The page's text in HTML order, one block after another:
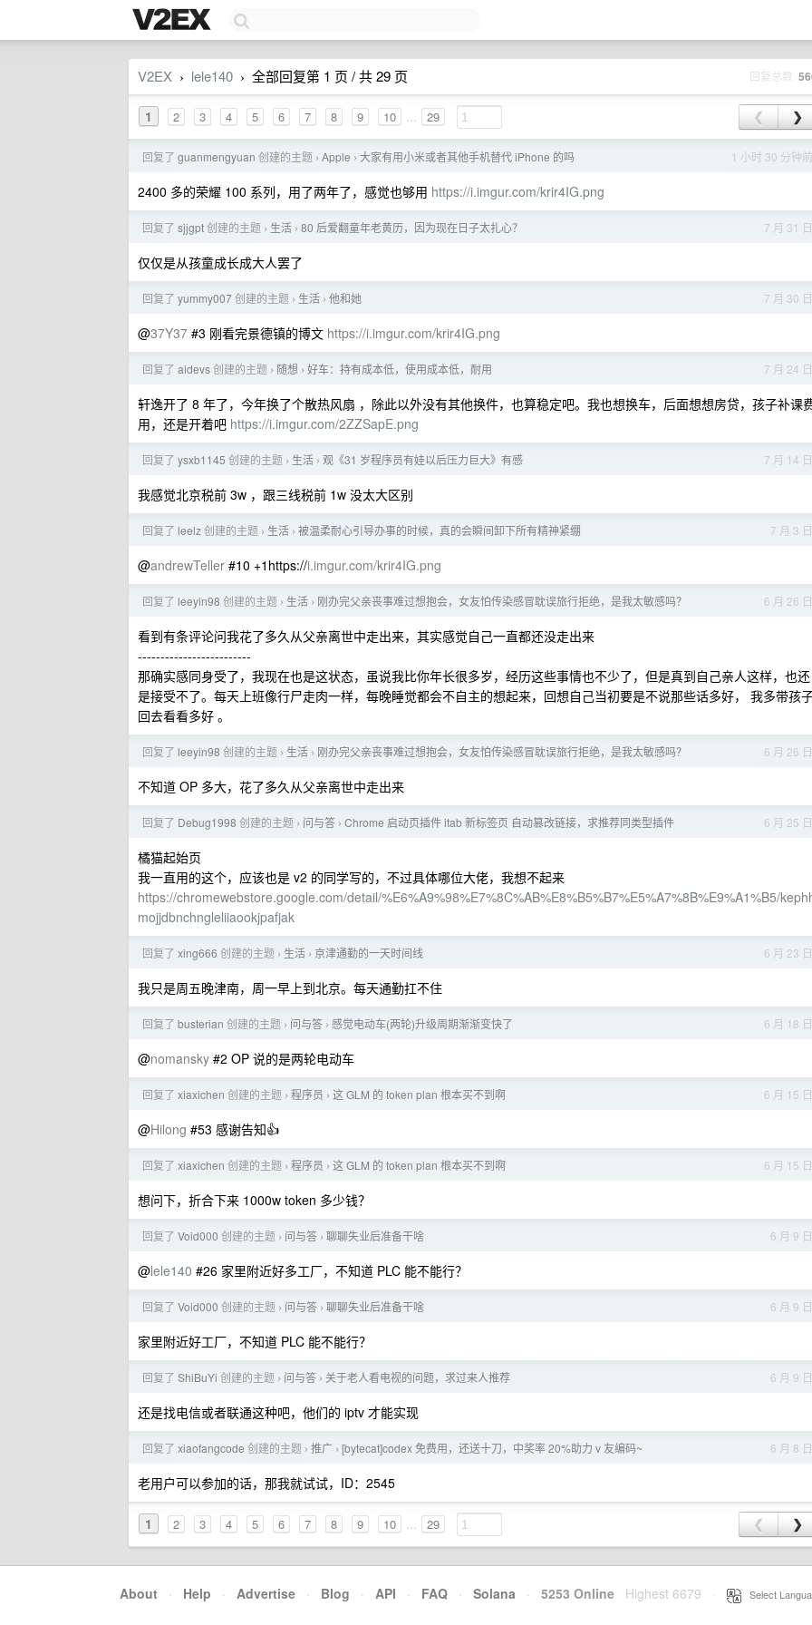
V2EX › lele140 › 全部回复第 1 页 / 共 29 页 回复总数
1 2 3 4 5 6 7 8 9 10 ... 29 ❮ ❯
1 小时 30 分钟前
回复了 guanmengyuan 创建的主题 › Apple › 大家有用小米或者其他手机替代 iPhone 的吗
2400 多的荣耀 100 系列，用了两年了，感觉也够用 https://i.imgur.com/krir4IG.png
7 月 31 日
回复了 sjjgpt创建的主题 › 生活 › 80 后爱翻童年老黄历，因为现在日子太扎心？
仅仅是从孩童成长成大人罢了
7 月 30 日
回复了 yummy007创建的主题 › 生活 › 他和她
@37Y37 #3 刚看完景德镇的博文 https://i.imgur.com/krir4IG.png
7 月 24 日
回复了 aidevs创建的主题 › 随想 › 好车：持有成本低，使用成本低，耐用
轩逸开了 8 年了，今年换了个散热风扇 ，除此以外没有其他换件，也算稳定吧。我也想换车，后面想想房贷，孩子补课
用，还是开着吧 https://i.imgur.com/2ZZSapE.png
7 月 14 日
回复了 ysxb1145 创建的主题 › 生活 › 观《31 岁程序员有娃以后压力巨大》有感
我感觉北京税前 3w ，跟三线税前 1w 没太大区别
7 月 3 日
回复了 leelz创建的主题 › 生活 › 被温柔耐心引导办事的时候，真的会瞬间卸下所有精神紧绷
@andrewTeller #10 +1https://i.imgur.com/krir4IG.png
6 月 26 日
回复了 leeyin98 创建的主题 › 生活 › 刚办完父亲丧事难过想抱会，女友怕传染感冒耽误旅行拒绝，是我太敏感吗？
看到有条评论问我花了多久从父亲离世中走出来，其实感觉自己一直都还没走出来
-------------------------
那确实感同身受了，我现在也是这状态，虽说我比你年长很多岁，经历这些事情也不少了，但是真到自己亲人这样，也还
是接受不了。每天上班像行尸走肉一样，每晚睡觉都会不自主的想起来，回想自己当初要是不说那些话多好， 我多带孩
回去看看多好 。
6 月 26 日
回复了 leeyin98 创建的主题 › 生活 › 刚办完父亲丧事难过想抱会，女友怕传染感冒耽误旅行拒绝，是我太敏感吗？
不知道 OP 多大，花了多久从父亲离世中走出来
6 月 25 日
回复了 Debug1998 创建的主题 › 问与答 › Chrome 启动页插件 itab 新标签页 自动篡改链接，求推荐同类型插件
橘猫起始页
我一直用的这个，应该也是 v2 的同学写的，不过具体哪位大佬，我想不起来
https://chromewebstore.google.com/detail/%E6%A9%98%E7%8C%AB%E8%B5%B7%E5%A7%8B%E9%A1%B5/
mojjdbnchngleliiaookjpafjak
6 月 23 日
回复了 xing666 创建的主题 › 生活 › 京津通勤的一天时间线
我只是周五晚津南，周一早上到北京。每天通勤扛不住
6 月 18 日
回复了 busterian 创建的主题 › 问与答 › 感觉电动车(两轮)升级周期渐渐变快了
@nomansky #2 OP 说的是两轮电动车
6 月 15 日
回复了 xiaxichen 创建的主题 › 程序员 › 这 GLM 的 token plan 根本买不到啊
@Hilong #53 感谢告知👍
6 月 15 日
回复了 xiaxichen 创建的主题 › 程序员 › 这 GLM 的 token plan 根本买不到啊
想问下，折合下来 1000w token 多少钱？
6 月 9 日
回复了 Void000 创建的主题 › 问与答 › 聊聊失业后准备干啥
@lele140 #26 家里附近好多工厂，不知道 PLC 能不能行？
6 月 9 日
回复了 Void000 创建的主题 › 问与答 › 聊聊失业后准备干啥
家里附近好工厂，不知道 PLC 能不能行？
6 月 9 日
回复了 ShiBuYi 创建的主题 › 问与答 › 关于老人看电视的问题，求过来人推荐
还是找电信或者联通这种吧，他们的 iptv 才能实现
6 月 8 日
回复了 xiaofangcode 创建的主题 › 推广 › [bytecat]codex 免费用，还送十刀，中奖率 20%助力 v 友编码~
老用户可以参加的话，那我就试试，ID：2545
1 2 3 4 5 6 7 8 9 10 ... 29 ❮ ❯
About · Help · Advertise · Blog · API · FAQ · Solana · 5253 Online Highest 6679 Select